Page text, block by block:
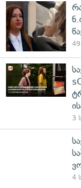
49
3
4